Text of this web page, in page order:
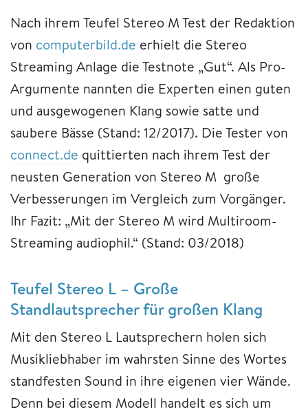
Nach ihrem Teufel Stereo M Test der Redaktion
von computerbild.de erhielt die Stereo
Streaming Anlage die Testnote „Gut“. Als Pro-
Argumente nannten die Experten einen guten
und ausgewogenen Klang sowie satte und
saubere Bässe (Stand: 12/2017). Die Tester von
connect.de quittierten nach ihrem Test der
neusten Generation von Stereo M große
Verbesserungen im Vergleich zum Vorgänger.
Ihr Fazit: „Mit der Stereo M wird Multiroom-
Streaming audiophil.“ (Stand: 03/2018)
Teufel Stereo L – Große
Standlautsprecher für großen Klang
Mit den Stereo L Lautsprechern holen sich
Musikliebhaber im wahrsten Sinne des Wortes
standfesten Sound in ihre eigenen vier Wände.
Denn bei diesem Modell handelt es sich um